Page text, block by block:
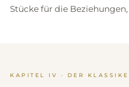
Stücke für die
KAPITEL IV · DER